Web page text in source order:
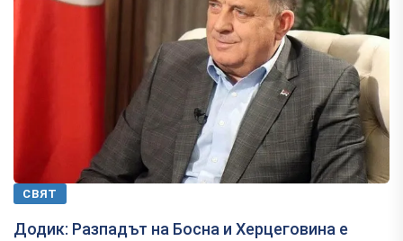
СВЯТ
Додик: Разпадът на Босна и Херцеговина е